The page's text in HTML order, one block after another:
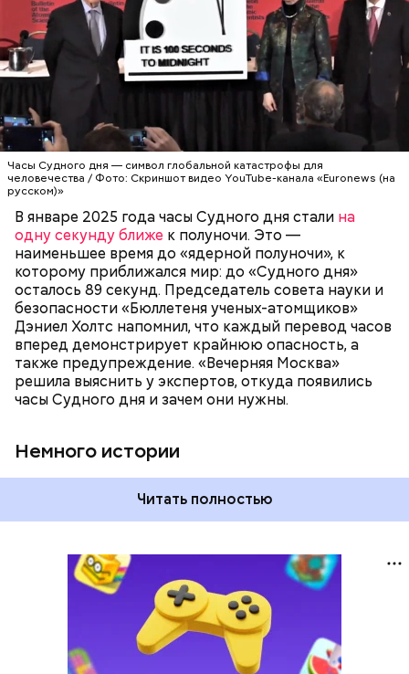
Часы Судного дня — символ глобальной катастрофы для
человечества / Фото: Скриншот видео YouTube-канала «Euronews (на
русском)»
В январе 2025 года часы Судного дня стали на
одну секунду ближе к полуночи. Это —
наименьшее время до «ядерной полуночи», к
которому приближался мир: до «Судного дня»
осталось 89 секунд. Председатель совета науки и
безопасности «Бюллетеня ученых-атомщиков»
Дэниел Холтс напомнил, что каждый перевод часов
вперед демонстрирует крайнюю опасность, а
также предупреждение. «Вечерняя Москва»
решила выяснить у экспертов, откуда появились
часы Судного дня и зачем они нужны.
Немного истории
Часы Судного дня — символ глобальной
катастрофы для человечества — был предложен в
1947 году группой ученых-атомщиков,
участвовавших в создании первого в мире
ядерного оружия. Согласно концепции, сама
катастрофа произойдет, когда минутная стрелка
достигнет полуночи. За всю историю их
как ближе, так и дальше от полуночи. Но в 2018
году часы Судного дня впервые за очень долгое
время показали свое самое близкое к катастрофе
время — без двух минут полночь. Вторая холодная
война между США и уже Россией стала обыденным
предметом обсуждения для аналитиков со всего
мира. Но, помимо перспективы отправиться в
«атомный рай», с 2007 года на стрелку часов
влияет еще одна глобальная угроза —
климатические изменения.
Их последствия не столь разрушительны, как
ядерные взрывы, но лишь в краткосрочной
перспективе. Десятилетия антропогенных
преобразований атмосферы могут быть не менее
катастрофичны, чем ядерные удары. Тогда, в 2007
году, один из спонсоров «Бюллетеня ученых-
атомщиков» Стивен Хокинг призвал
общественность не сидеть на этой пороховой
бочке сложа руки:
Читать полностью
АПОКАЛИПСИС КАТАСТРОФЫ